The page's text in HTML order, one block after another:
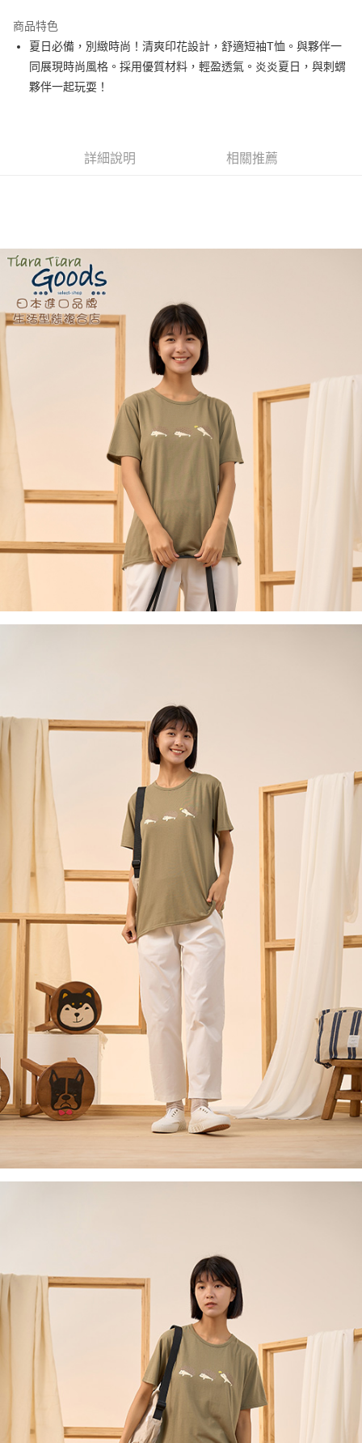
Apple Pay
街口支付
便利好安心！
１．簡單：不需註冊會員、不需綁卡、不需儲值。
２．便利：只要手機號碼，簡訊認證，即可結帳。
３．安心：先確認商品／服務後，再付款。
【「AFTEE先享後付」結帳流程】
１．於結帳方式選擇「AFTEE先享後付」後，將跳轉至「AFTEE先享後付」
結帳頁面，進行簡訊認證並確認金額後，即可完成結帳。
２．訂單成立數日內，您將收到繳費通知簡訊。
３．收到繳費通知簡訊後14天內，點擊此簡訊中的連結，可透過四大超商／
ATM／網路銀行／等多元方式進行付款，方視為交易完成。
※ 請注意：結帳手續完成當下不需立刻繳費，但若您需要取消訂單，請聯絡
購買商品的店家。未經商家同意取消之訂單仍視為有效，需透過AFTEE先享
※ 交易是否成功請以「AFTEE先享後付 」之結帳頁面顯示為準，若有關於
是否繳費成功／繳費後需取消欲退款等相關疑問，請聯繫「AFTEE先享後付
客戶支援中心」https://netprotections.freshdesk.com/support/home
１．透過由恩沛科技股份有限公司提供之「AFTEE先享後付」服務完成之交
易，需依本服務之必要範圍內提供個人資料，並將交易相關給付款項請求債
權轉讓予恩沛科技股份有限公司。
２．關於個人資料處理事宜，請瀏覽以下網址：
https://aftee.tw/terms/#terms3
３．未成年的使用者請事先徵得法定代理人或監護人之同意方可使用
「AFTEE先享後付」，若未經同意申辦者引起之損失，本公司不負相關責
恩沛科技股份有限公司將有權停止該用戶之使用額度並採取法律行動。
運送方式
全家取貨付款
每筆NT$60，滿NT$1,800(含以上)免運費
每筆NT$60，滿NT$1,800(含以上)免運費
7-11取貨付款
每筆NT$60，滿NT$2,000(含以上)免運費
付款後7-11取貨
每筆NT$60，滿NT$2,000(含以上)免運費
黑貓宅急便(包裹尺寸60cm以下)
每筆NT$100，滿NT$2,000(含以上)免運費
黑貓宅急便(包裹尺寸90cm以下)
每筆NT$140，滿NT$2,000(含以上)免運費
商品特色
夏日必備，別緻時尚！清爽印花設計，舒適短袖T恤。與夥伴一
同展現時尚風格。採用優質材料，輕盈透氣。炎炎夏日，與刺蝟
夥伴一起玩耍！
詳細說明 相關推薦